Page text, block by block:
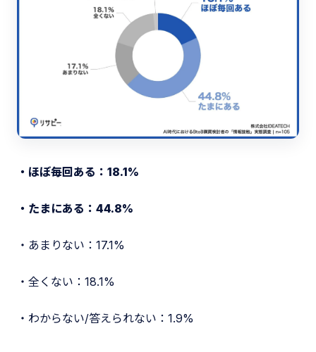
・ほぼ毎回ある：18.1%
・たまにある：44.8%
・あまりない：17.1%
・全くない：18.1%
・わからない/答えられない：1.9%